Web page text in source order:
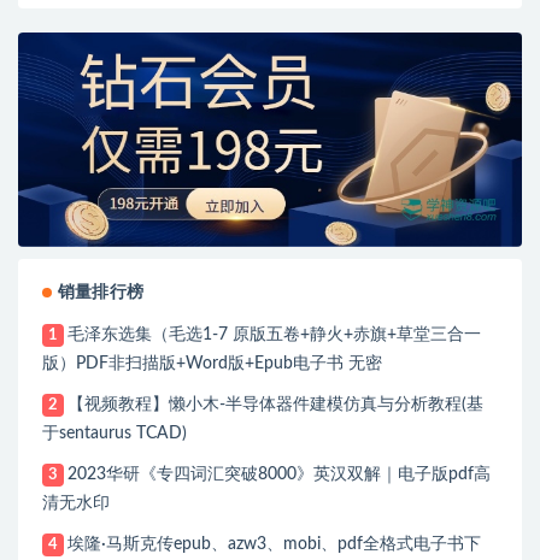
销量排行榜
1
毛泽东选集（毛选1-7 原版五卷+静火+赤旗+草堂三合一
版）PDF非扫描版+Word版+Epub电子书 无密
2
【视频教程】懒小木-半导体器件建模仿真与分析教程(基
于sentaurus TCAD)
3
2023华研《专四词汇突破8000》英汉双解｜电子版pdf高
清无水印
4
埃隆·马斯克传epub、azw3、mobi、pdf全格式电子书下